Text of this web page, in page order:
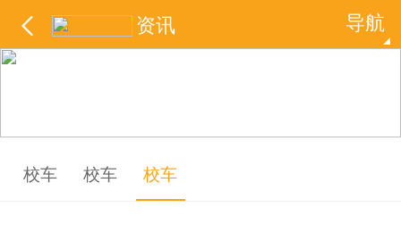
 资讯 导航
校车 校车 校车